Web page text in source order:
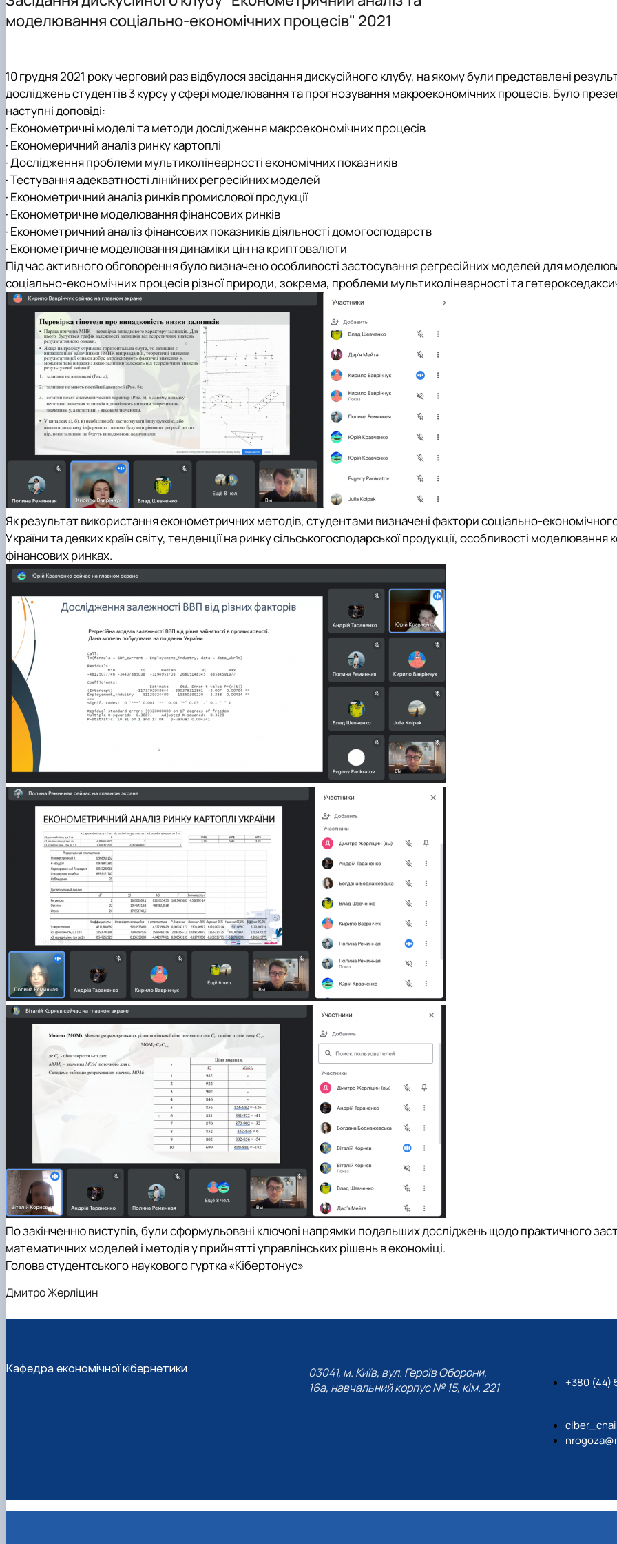
Наукова робота студентів
моделювання соціально-економічних процесів" 2021
10 грудня 2021 року черговий раз відбулося засідання дискусійного клубу, на якому були представлені
досліджень студентів 3 курсу у сфері моделювання та прогнозування макроекономічних процесів. Було
наступні доповіді:
· Економетричні моделі та методи дослідження макроекономічних процесів
· Економеричний аналіз ринку картоплі
· Дослідження проблеми мультиколінеарності економічних показників
· Тестування адекватності лінійних регресійних моделей
· Економетричний аналіз ринків промислової продукції
· Економетричне моделювання фінансових ринків
· Економетричний аналіз фінансових показників діяльності домогосподарств
· Економетричне моделювання динаміки цін на криптовалюти
Під час активного обговорення було визначено особливості застосування регресійних моделей для
соціально-економічних процесів різної природи, зокрема, проблеми мультиколінеарності та
Як результат використання економетричних методів, студентами визначені фактори соціально-
України та деяких країн світу, тенденції на ринку сільськогосподарської продукції, особливості моделювання
фінансових ринках.
По закінченню виступів, були сформульовані ключові напрямки подальших досліджень щодо практичного
математичних моделей і методів у прийнятті управлінських рішень в економіці.
Голова студентського наукового гуртка «Кібертонус»
Дмитро Жерліцин
Кафедра економічної кібернетики
03041, м. Київ, вул. Героїв Оборони,
16а, навчальний корпус № 15, кім. 221
+380 (44)